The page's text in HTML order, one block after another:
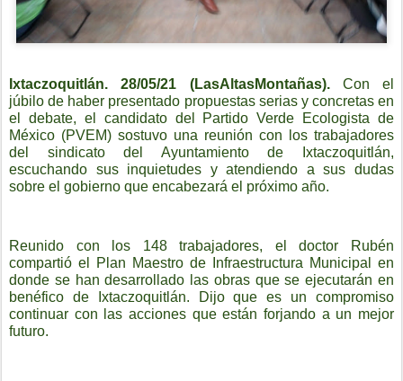
Ixtaczoquitlán. 28/05/21 (LasAltasMontañas).Con el
júbilo de haber presentado propuestas serias y concretas en
el debate, el candidato del Partido Verde Ecologista de
México (PVEM) sostuvo una reunión con los trabajadores
del sindicato del Ayuntamiento de Ixtaczoquitlán,
escuchando sus inquietudes y atendiendo a sus dudas
sobre el gobierno que encabezará el próximo año.
Reunido con los 148 trabajadores, el doctor Rubén
compartió el Plan Maestro de Infraestructura Municipal en
donde se han desarrollado las obras que se ejecutarán en
benéfico de Ixtaczoquitlán. Dijo que es un compromiso
continuar con las acciones que están forjando a un mejor
futuro.